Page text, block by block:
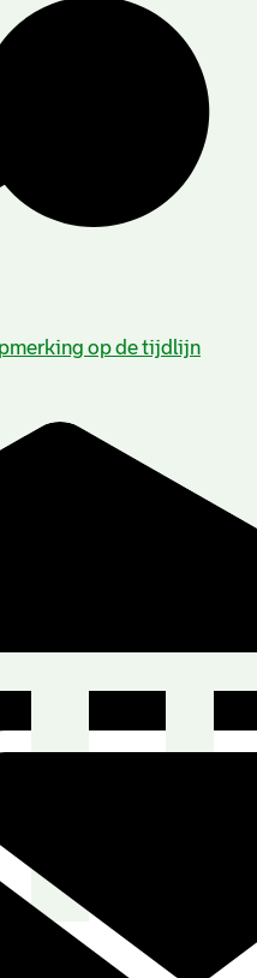
en archiefbestanddelen
op de tijdlijn